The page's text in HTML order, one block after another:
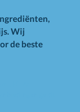
Wij
de beste